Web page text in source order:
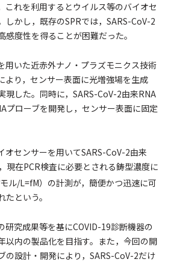
これを利用するとウイルス等のバイオセ
しかし，既存のSPRでは，SARS-CoV-2
感度性を得ることが困難だった。
用いた近赤外ナノ・プラズモニクス技術
より，センサー表面に光増強場を生成
現した。同時に，SARS-CoV-2由来RNA
プローブを開発し，センサー表面に固定
オセンサーを用いてSARS-CoV-2由来
現在PCR検査に必要とされる鋳型濃度に
モル/L=fM）の計測が，簡便かつ迅速に可
という。
研究成果等を基にCOVID-19診断機器の
以内の製品化を目指す。また，今回の開
の設計・開発により，SARS-CoV-2だけ